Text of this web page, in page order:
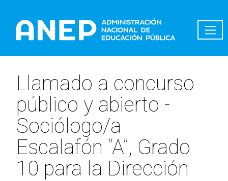
Llamado a concurso
público y abierto -
Sociólogo/a
Escalafón “A”, Grado
10 para la Dirección